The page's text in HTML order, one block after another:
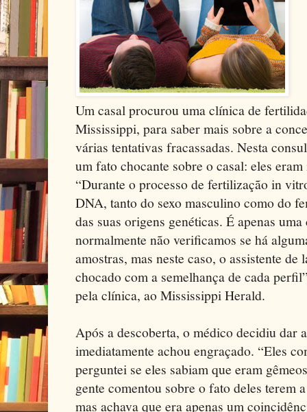
Um casal procurou uma clínica de
Mississippi, para saber mais sobre a
várias tentativas fracassadas. Nesta
um fato chocante sobre o casal: eles
“Durante o processo de fertilização in
DNA, tanto do sexo masculino como do
das suas origens genéticas. É apenas
normalmente não verificamos se há
amostras, mas neste caso, o assistente
chocado com a semelhança de cada
pela clínica, ao Mississippi Herald.
Após a descoberta, o médico decidiu dar
imediatamente achou engraçado. “Eles
perguntei se eles sabiam que eram
gente comentou sobre o fato deles terem
mas achava que era apenas um